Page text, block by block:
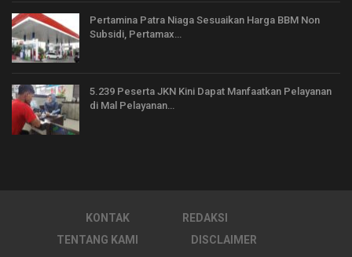
Pertamina Patra Niaga Sesuaikan Harga BBM Non
Subsidi, Pertamax…
5.239 Peserta JKN Kini Dapat Manfaatkan Pelayanan
di Mal Pelayanan…
KONTAK
REDAKSI
TENTANG KAMI
DISCLAIMER